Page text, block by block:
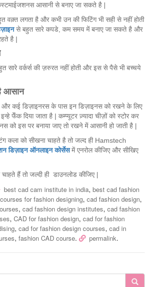
आसानी से बनाए जा सकते है |
वक़्त लगता है और कभी उन की फिटिंग भी सही से नहीं होती
से बहुत सारे कपडे, कम समय में बनाए जा सकते है और
है |
सारे वर्कर्स की ज़रुरत नहीं होती और इस से पैसे भी बच्चये
आसान
कई डिज़ाइनरस के पास इन डिज़ाइनस को रखने के लिए
फेँक दिया जाता है | कम्प्यूटर ज़्यादा चीज़ों को स्टोर कर
को इस पर बनाया जाए तो रखने में आसानी हो जाती है |
कला को सीखना चाहते है तो जल्द ही Hamstech
डिज़ाइन ऑनलाइन कोर्सेस में एनरोल कीजिए और सीखिए
हैं तो जल्दी ही डाउनलोड कीजिए |
best cad cam institute in india, best cad fashion
for fashion designing, cad fashion design,
, cad fashion design institutes, cad fashion
, CAD for fashion design, cad for fashion
, cad for fashion design courses, cad in
, fashion CAD course. permalink.